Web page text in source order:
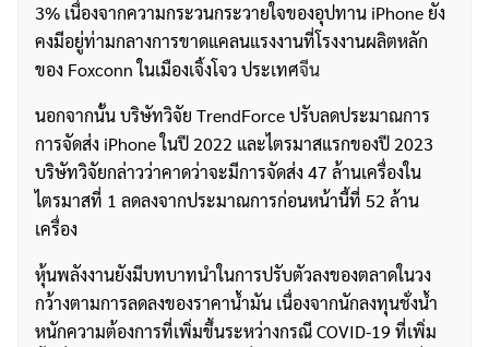
3% เนื่องจากความกระวนกระวายใจของอุปทาน iPhone ยัง
คงมีอยู่ท่ามกลางการขาดแคลนแรงงานที่โรงงานผลิตหลัก
ของ Foxconn ในเมืองเจิ้งโจว ประเทศจีน
นอกจากนั้น บริษัทวิจัย TrendForce ปรับลดประมาณการ
การจัดส่ง iPhone ในปี 2022 และไตรมาสแรกของปี 2023
บริษัทวิจัยกล่าวว่าคาดว่าจะมีการจัดส่ง 47 ล้านเครื่องใน
ไตรมาสที่ 1 ลดลงจากประมาณการก่อนหน้านี้ที่ 52 ล้าน
เครื่อง
หุ้นพลังงานยังมีบทบาทนำในการปรับตัวลงของตลาดในวง
กว้างตามการลดลงของราคาน้ำมัน เนื่องจากนักลงทุนชั่งน้ำ
หนักความต้องการที่เพิ่มขึ้นระหว่างกรณี COVID-19 ที่เพิ่ม